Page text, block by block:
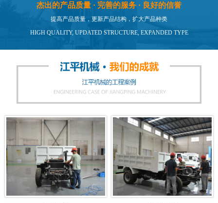
杰出的产品质量 · 完善的服务 · 良好的信誉
提高产品质量，更新产品结构，扩大产品种类
HIGH QUALITY, UPDATED STRUCTURE, EXPANDED TYPE